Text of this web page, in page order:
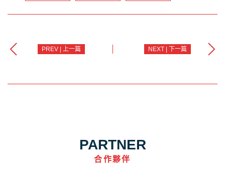
PREV | 上一篇 NEXT | 下一篇
PARTNER
合作夥伴